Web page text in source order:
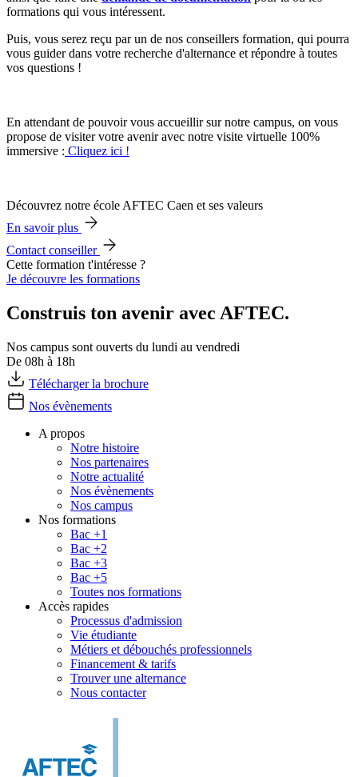
formations qui vous intéressent.
Puis, vous serez reçu par un de nos conseillers formation, qui pourra
vous guider dans votre recherche d'alternance et répondre à toutes
vos questions !
En attendant de pouvoir vous accueillir sur notre campus, on vous
propose de visiter votre avenir avec notre visite virtuelle 100%
immersive : Cliquez ici !
Découvrez notre école AFTEC Caen et ses valeurs
En savoir plus
Contact conseiller
Cette formation t'intéresse ?
Je découvre les formations
Construis ton avenir avec AFTEC.
Nos campus sont ouverts du lundi au vendredi
De 08h à 18h
Télécharger la brochure
Nos évènements
A propos
Notre histoire
Nos partenaires
Notre actualité
Nos évènements
Nos campus
Nos formations
Bac +1
Bac +2
Bac +3
Bac +5
Toutes nos formations
Accès rapides
Processus d'admission
Vie étudiante
Métiers et débouchés professionnels
Financement & tarifs
Trouver une alternance
Nous contacter